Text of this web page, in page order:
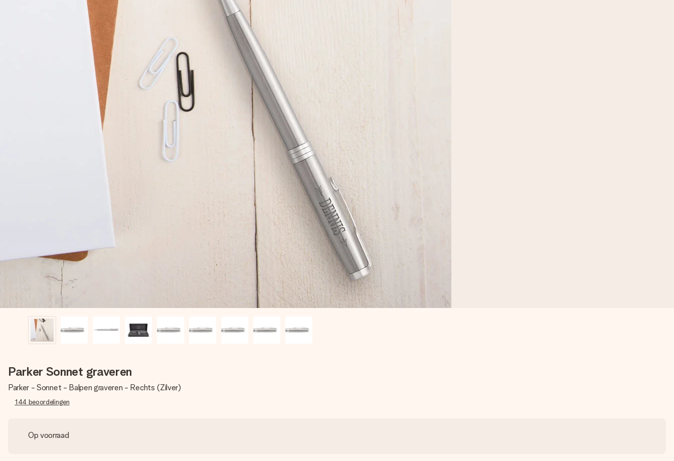
Parker Sonnet graveren
Parker - Sonnet - Balpen graveren - Rechts (Zilver)
144 beoordelingen
Op voorraad